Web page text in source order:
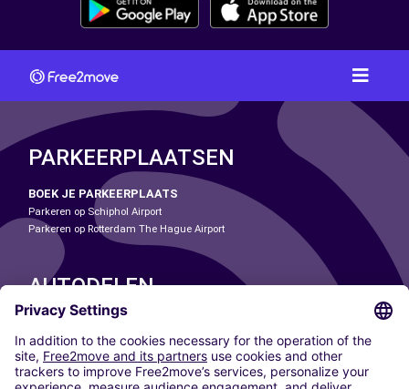
PARKEERPLAATSEN
BOEK JE PARKEERPLAATS
Parkeren op Schiphol Airport
Parkeren op Rotterdam The Hague Airport
AUTODELEN
ONZE STEDEN
Paris
Madrid
Washington DC